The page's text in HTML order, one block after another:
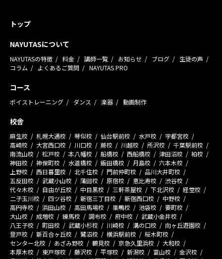
トップ
NAYUTASについて
NAYUTASの特徴 料金 講師一覧 お知らせ ブログ
生徒の声
コラム
よくあるご質問 NAYUTAS PRO
コース
ボイストレーニング ダンス 楽器 動画制作
校舎
麻生校 札幌大通校 琴似校 仙台駅前校 水戸校
宇都宮校
高崎校
大宮西口校 川口校 蕨校 川越校 所沢校
千葉駅前校
南流山校
松戸校 本八幡校 船橋校 西船橋校 津田沼校
柏校
神田校
神保町校 水道橋校 飯田橋校 月島校
六本木校
上野校
西日暮里校 北千住校 門前仲町校
品川大井町校
五反田校
武蔵小山校 蒲田校 原宿校 恵比寿校
渋谷校
代々木校
自由が丘校 中目黒校 三軒茶屋校 下北沢校
経堂校
二子玉川校
四ツ谷校 新宿三丁目校 新宿西口校
中野校
高円寺校
浜田山校 高田馬場校 巣鴨校 池袋校
要町校
大山校
成増校 練馬校 調布校 府中校
武蔵小金井校
八王子校
町田校 武蔵小杉校 川崎校 溝の口校
向ヶ丘遊園校
登戸校
新百合ヶ丘校 鷺沼校 横浜駅前校
桜木町校
センター北校
あざみ野校 鶴見校 京急久里浜校
大和校
本厚木校
東戸塚校 藤沢校 平塚校 新潟校 富山校
金沢校